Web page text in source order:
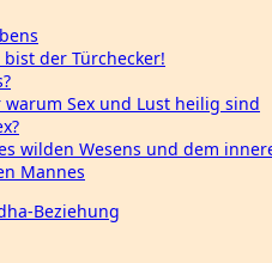
der Türchecker!
warum Sex und Lust heilig sind
wilden Wesens und dem
Mannes
Beziehung